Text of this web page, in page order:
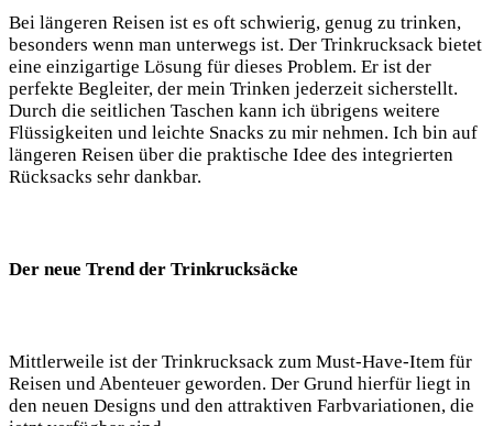
Bei‌ längeren Reisen‌ ist ‍es oft ⁤schwierig, genug zu ‌trinken,
besonders ‌wenn man unterwegs ist. Der ⁤Trinkrucksack bietet
eine einzigartige Lösung für dieses Problem. Er ist der
perfekte Begleiter, der mein Trinken jederzeit sicherstellt.‌
Durch die seitlichen Taschen⁢ kann⁤ ich ​übrigens⁣ weitere
Flüssigkeiten und leichte Snacks zu⁣ mir ⁢nehmen. ‌Ich bin​ auf
⁤längeren Reisen⁣ über ⁢die praktische ​Idee des‍ integrierten
‍Rücksacks sehr dankbar.
Der neue⁣ Trend der Trinkrucksäcke
Mittlerweile ist der Trinkrucksack zum Must-Have-Item für
Reisen und⁣ Abenteuer geworden. Der ⁢Grund⁣ hierfür liegt in
den ⁣neuen Designs und ⁢den attraktiven Farbvariationen, die